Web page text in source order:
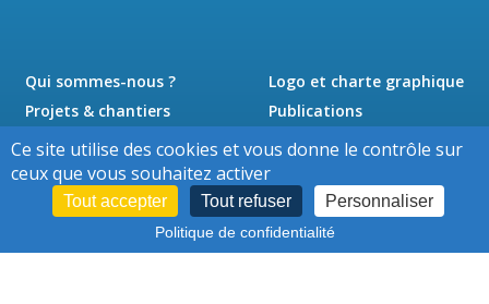
Qui sommes-nous ?
Projets & chantiers
Actualités
Jobs
Logo et charte graphique
Publications
Presse
Contact
Ce site utilise des cookies et vous donne le contrôle sur
ceux que vous souhaitez activer
Tout accepter Tout refuser Personnaliser
Politique de confidentialité